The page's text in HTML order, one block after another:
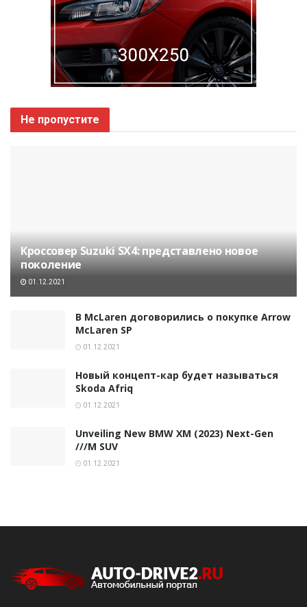
Не пропустите
Кроссовер Suzuki SX4: представлено новое
поколение
01.12.2021
В McLaren договорились о покупке Arrow
McLaren SP
01.12.2021
Новый концепт-кар будет называться
Skoda Afriq
01.12.2021
Unveiling New BMW XM (2023) Next-Gen
///M SUV
01.12.2021